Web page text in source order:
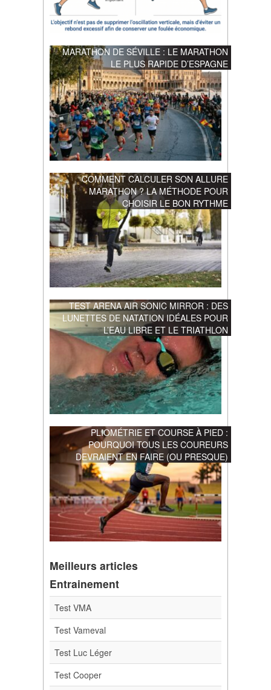
MARATHON DE SÉVILLE : LE MARATHON
LE PLUS RAPIDE D’ESPAGNE
COMMENT CALCULER SON ALLURE
MARATHON ? LA MÉTHODE POUR
CHOISIR LE BON RYTHME
TEST ARENA AIR SONIC MIRROR : DES
LUNETTES DE NATATION IDÉALES POUR
L’EAU LIBRE ET LE TRIATHLON
PLIOMÉTRIE ET COURSE À PIED :
POURQUOI TOUS LES COUREURS
DEVRAIENT EN FAIRE (OU PRESQUE)
Meilleurs articles
Entrainement
Test VMA
Test Vameval
Test Luc Léger
Test Cooper